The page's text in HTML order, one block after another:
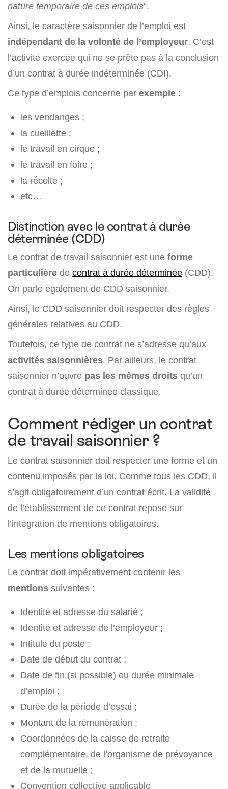
nature temporaire de ces emplois“.
Ainsi, le caractère saisonnier de l’emploi est
indépendant de la volonté de l’employeur. C’est
l’activité exercée qui ne se prête pas à la conclusion
d’un contrat à durée indéterminée (CDI).
Ce type d’emplois concerne par exemple :
les vendanges ;
la cueillette ;
le travail en cirque ;
le travail en foire ;
la récolte ;
etc…
Distinction avec le contrat à durée
déterminée (CDD)
Le contrat de travail saisonnier est une forme
particulière de contrat à durée déterminée (CDD).
On parle également de CDD saisonnier.
Ainsi, le CDD saisonnier doit respecter des règles
générales relatives au CDD.
Toutefois, ce type de contrat ne s’adresse qu’aux
activités saisonnières. Par ailleurs, le contrat
saisonnier n’ouvre pas les mêmes droits qu’un
contrat à durée déterminée classique.
Comment rédiger un contrat
de travail saisonnier ?
Le contrat saisonnier doit respecter une forme et un
contenu imposés par la loi. Comme tous les CDD, il
s’agit obligatoirement d’un contrat écrit. La validité
de l’établissement de ce contrat repose sur
l’intégration de mentions obligatoires.
Les mentions obligatoires
Le contrat doit impérativement contenir les
mentions suivantes :
Identité et adresse du salarié ;
Identité et adresse de l’employeur ;
Intitulé du poste ;
Date de début du contrat ;
Date de fin (si possible) ou durée minimale
d’emploi ;
Durée de la période d’essai ;
Montant de la rémunération ;
Coordonnées de la caisse de retraite
complémentaire, de l’organisme de prévoyance
et de la mutuelle ;
Convention collective applicable